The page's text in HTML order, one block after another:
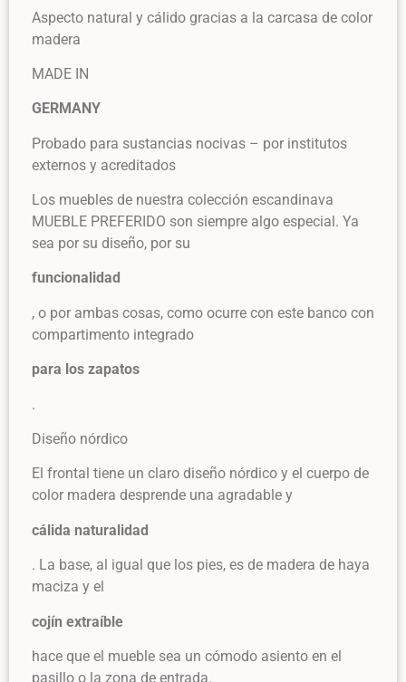
Aspecto natural y cálido gracias a la carcasa de color
madera
MADE IN
GERMANY
Probado para sustancias nocivas – por institutos
externos y acreditados
Los muebles de nuestra colección escandinava
MUEBLE PREFERIDO son siempre algo especial. Ya
sea por su diseño, por su
funcionalidad
, o por ambas cosas, como ocurre con este banco con
compartimento integrado
para los zapatos
.
Diseño nórdico
El frontal tiene un claro diseño nórdico y el cuerpo de
color madera desprende una agradable y
cálida naturalidad
. La base, al igual que los pies, es de madera de haya
maciza y el
cojín extraíble
hace que el mueble sea un cómodo asiento en el
pasillo o la zona de entrada.